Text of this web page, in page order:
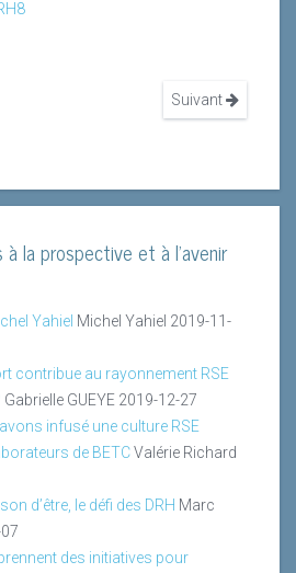
Suivant
la prospective et à l'avenir
Yahiel Michel Yahiel 2019-11-
contribue au rayonnement RSE
Gabrielle GUEYE 2019-12-27
infusé une culture RSE
de BETCValérie Richard
d’être, le défi des DRH Marc
des initiatives pour